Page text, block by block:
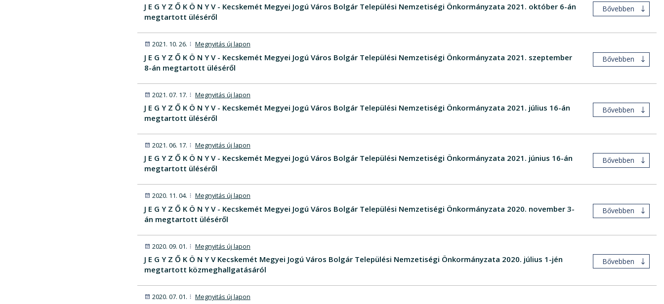
J E G Y Z Ő K Ö N Y V - Kecskemét Megyei Jogú Város Bolgár Települési Nemzetiségi Önkormányzata 2021. október 6-án
megtartott üléséről
Bővebben
2021. 10. 26. Megnyitás új lapon
J E G Y Z Ő K Ö N Y V - Kecskemét Megyei Jogú Város Bolgár Települési Nemzetiségi Önkormányzata 2021. szeptember
8-án megtartott üléséről
Bővebben
2021. 07. 17. Megnyitás új lapon
J E G Y Z Ő K Ö N Y V - Kecskemét Megyei Jogú Város Bolgár Települési Nemzetiségi Önkormányzata 2021. július 16-án
megtartott üléséről
Bővebben
2021. 06. 17. Megnyitás új lapon
J E G Y Z Ő K Ö N Y V - Kecskemét Megyei Jogú Város Bolgár Települési Nemzetiségi Önkormányzata 2021. június 16-án
megtartott üléséről
Bővebben
2020. 11. 04. Megnyitás új lapon
J E G Y Z Ő K Ö N Y V - Kecskemét Megyei Jogú Város Bolgár Települési Nemzetiségi Önkormányzata 2020. november 3-
án megtartott üléséről
Bővebben
2020. 09. 01. Megnyitás új lapon
J E G Y Z Ő K Ö N Y V Kecskemét Megyei Jogú Város Bolgár Települési Nemzetiségi Önkormányzata 2020. július 1-jén
megtartott közmeghallgatásáról
Bővebben
2020. 07. 01. Megnyitás új lapon